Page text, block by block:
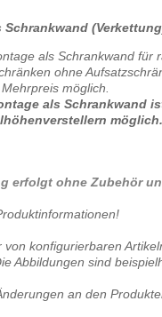
Schrankwand
als Schrankwand für
ohne
möglich.
als Schrankwand
möglich.
erfolgt ohne Zubehör
von konfigurierbaren
Abbildungen sind
an den